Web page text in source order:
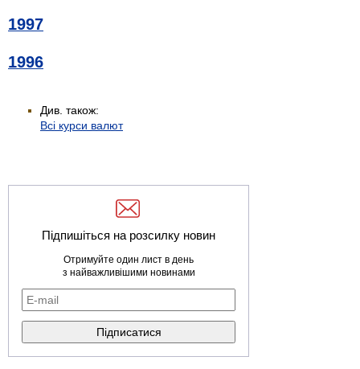
1997
1996
Див. також:
Всі курси валют
Підпишіться на розсилку новин
Отримуйте один лист в день
з найважливішими новинами